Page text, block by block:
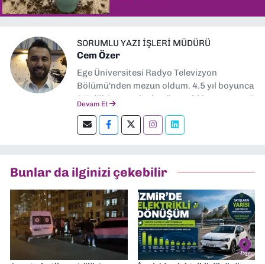
SORUMLU YAZI İŞLERI MÜDÜRÜ
Cem Özer
Ege Üniversitesi Radyo Televizyon
Bölümü'nden mezun oldum. 4.5 yıl boyunca
9 Eylül Gazetesi'nde görev aldıktan sonra 5
Kurumsal İletişim Uzmanı olarak çalıştım.
www.dokuzeylul.com'a sorumlu yazı işleri
Devam Et
Bunlar da ilginizi çekebilir